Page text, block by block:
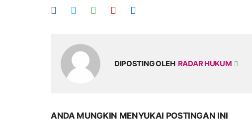
DIPOSTING OLEH RADAR HUKUM
ANDA MUNGKIN MENYUKAI POSTINGAN INI